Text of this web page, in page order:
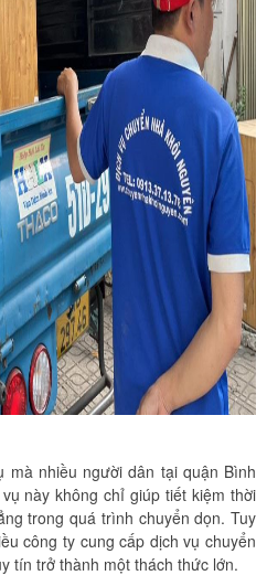
mà nhiều người dân tại quận Bình
này không chỉ giúp tiết kiệm thời
trong quá trình chuyển dọn. Tuy
công ty cung cấp dịch vụ chuyển
tín trở thành một thách thức lớn.